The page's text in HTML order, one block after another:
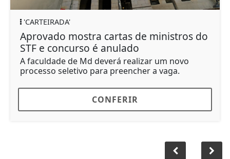
'CARTEIRADA'
Aprovado mostra cartas de ministros do
STF e concurso é anulado
A faculdade de Md deverá realizar um novo
processo seletivo para preencher a vaga.
CONFERIR